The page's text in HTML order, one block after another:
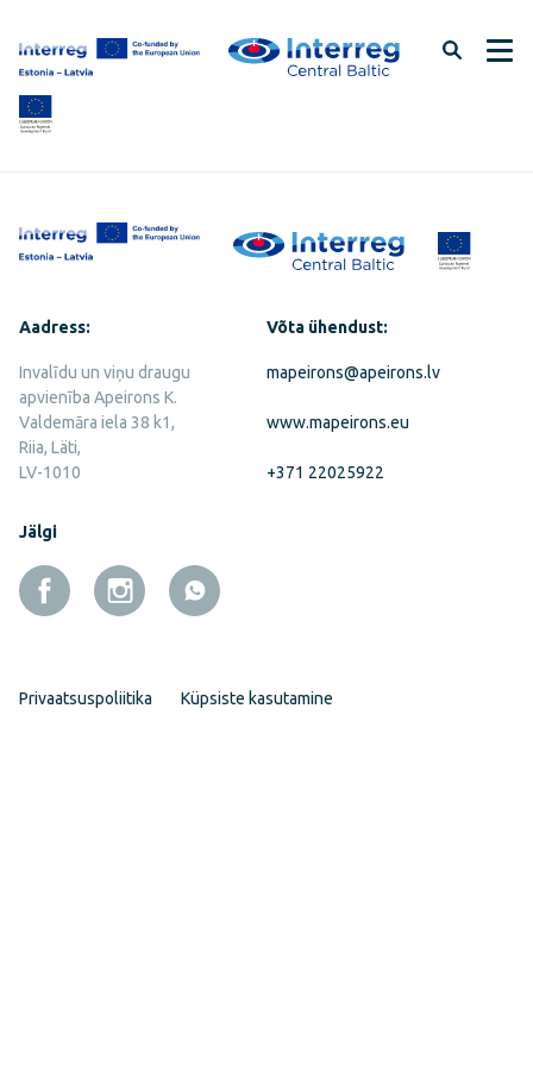
lehe
sisu
vahele
Aadress:
Invalīdu un viņu draugu
apvienība Apeirons K.
Valdemāra iela 38 k1,
Riia, Läti,
LV-1010
Võta ühendust:
mapeirons@apeirons.lv
www.mapeirons.eu
+371 22025922
Jälgi
Privaatsuspoliitika Küpsiste kasutamine